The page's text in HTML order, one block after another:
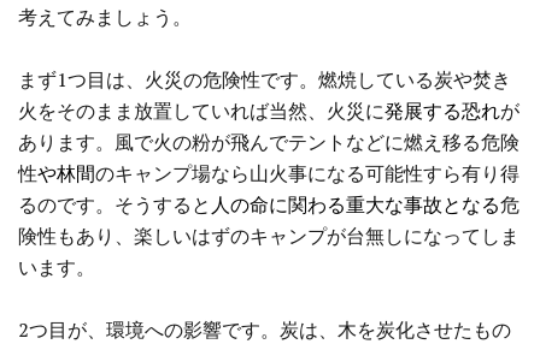
考えてみましょう。
まず1つ目は、火災の危険性です。燃焼している炭や焚き
火をそのまま放置していれば当然、火災に発展する恐れが
あります。風で火の粉が飛んでテントなどに燃え移る危険
性や林間のキャンプ場なら山火事になる可能性すら有り得
るのです。そうすると 人の命に関わる重大な事故となる危
険性もあり、楽しいはずのキャンプが台無しになってしま
います。
2つ目が、環境への影響です。炭は、木を炭化させたもの